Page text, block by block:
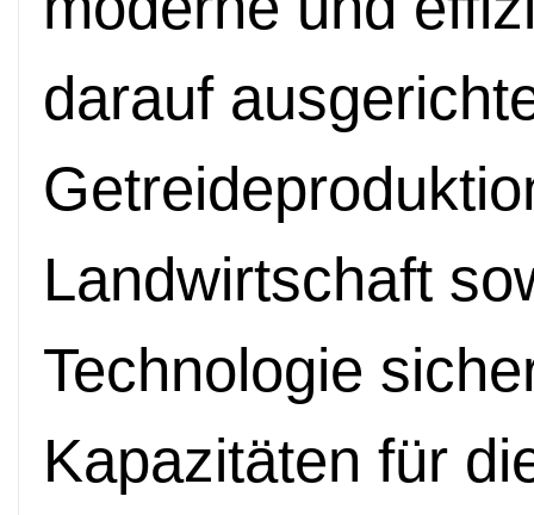
darauf
Landwirtschaft
Technologie
Kapazitäten für